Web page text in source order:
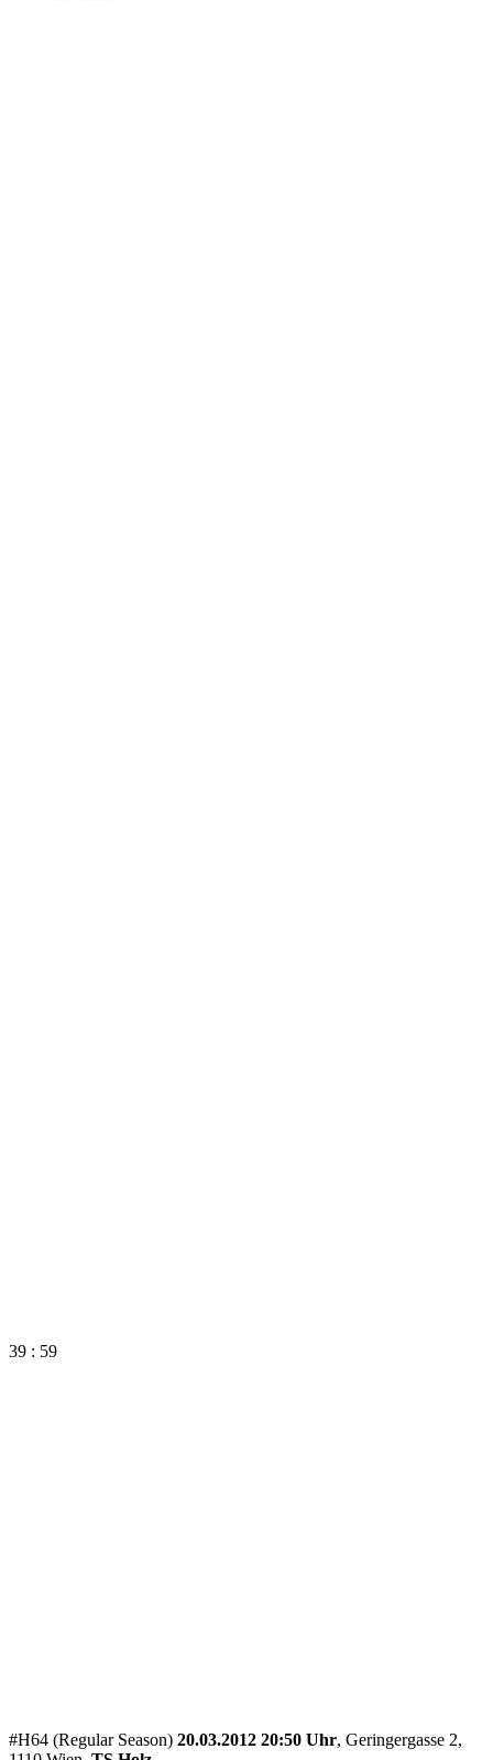
39 : 59
#H64 (Regular Season) 20.03.2012 20:50 Uhr, Geringergasse 2,